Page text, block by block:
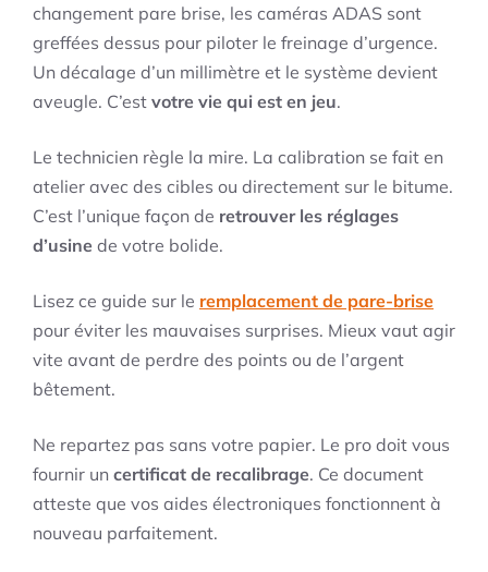
changement pare brise, les caméras ADAS sont
greffées dessus pour piloter le freinage d’urgence.
Un décalage d’un millimètre et le système devient
aveugle. C’est votre vie qui est en jeu.
Le technicien règle la mire. La calibration se fait en
atelier avec des cibles ou directement sur le bitume.
C’est l’unique façon de retrouver les réglages
d’usine de votre bolide.
Lisez ce guide sur le remplacement de pare-brise
pour éviter les mauvaises surprises. Mieux vaut agir
vite avant de perdre des points ou de l’argent
bêtement.
Ne repartez pas sans votre papier. Le pro doit vous
fournir un certificat de recalibrage. Ce document
atteste que vos aides électroniques fonctionnent à
nouveau parfaitement.